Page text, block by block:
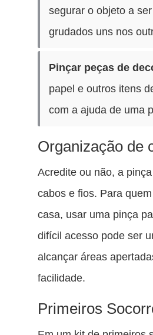
segurar o objeto a
grudados uns nos
Pinçar peças de
papel e outros itens
com a ajuda de uma
Organização de
Acredite ou não, a
cabos e fios. Para
casa, usar uma pinça
difícil acesso pode ser
alcançar áreas
facilidade.
Primeiros